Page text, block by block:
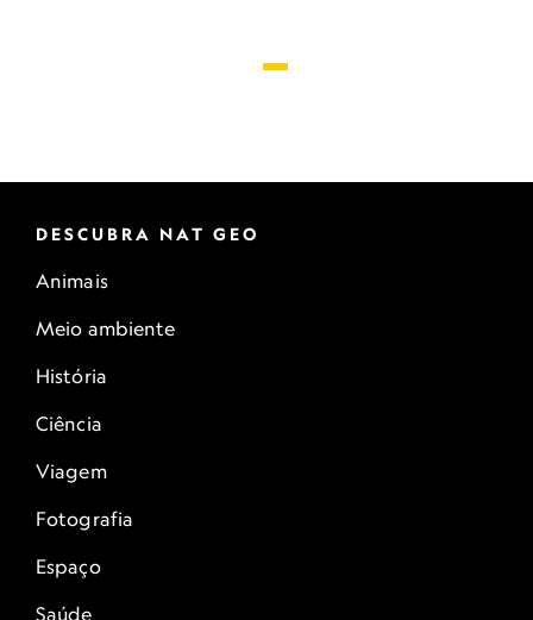
DESCUBRA NAT GEO
Animais
Meio ambiente
História
Ciência
Viagem
Fotografia
Espaço
Saúde